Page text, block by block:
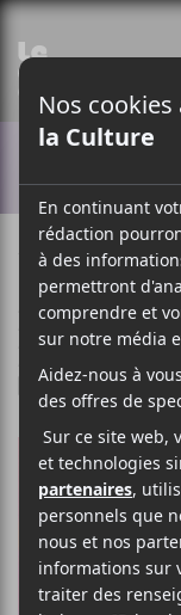
18 SEPTEMBRE 2025
PARSIMÉON DUMONT
/ FRANCOPHONE
/ INDIE
/ POP
F
A
C
E
B
O
O
K
T
W
T
T
E
R
P
A
R
T
A
G
E
R